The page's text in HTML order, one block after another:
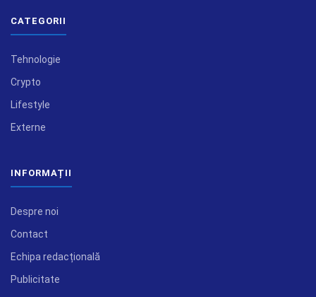
CATEGORII
Tehnologie
Crypto
Lifestyle
Externe
INFORMAȚII
Despre noi
Contact
Echipa redacțională
Publicitate